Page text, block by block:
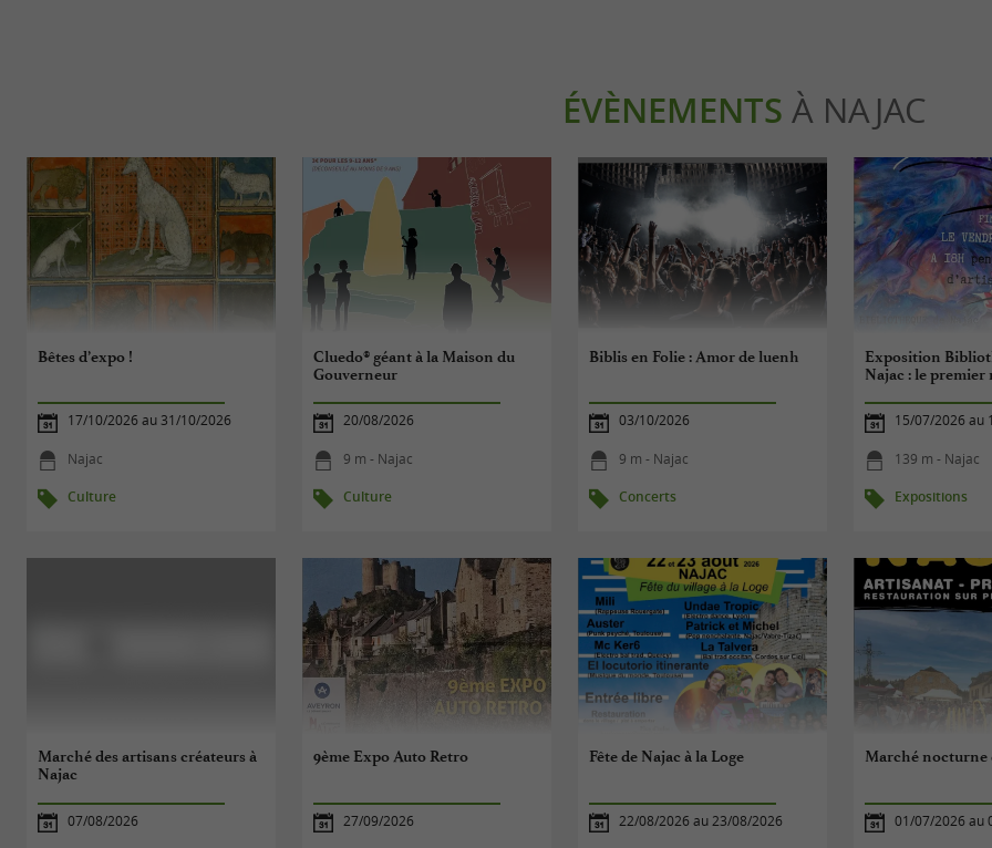
ÉVÈNEMENTS À NAJAC
Bêtes d’expo !
17/10/2026 au 31/10/2026
Najac
Culture
Cluedo® géant à la Maison du
Gouverneur
20/08/2026
9 m - Najac
Culture
Biblis en Folie : Amor de luenh
03/10/2026
9 m - Najac
Concerts
Exposition
Najac : le premier
15/07/2026 au
139 m - Najac
Expositions
Marché des artisans créateurs à
Najac
07/08/2026
9ème Expo Auto Retro
27/09/2026
Fête de Najac à la Loge
22/08/2026 au 23/08/2026
Marché nocturne
01/07/2026 au